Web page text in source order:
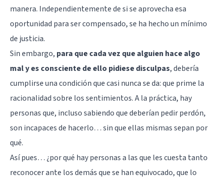
manera. Independientemente de si se aprovecha esa
oportunidad para ser compensado, se ha hecho un mínimo
de justicia.
Sin embargo, para que cada vez que alguien hace algo
mal y es consciente de ello pidiese disculpas, debería
cumplirse una condición que casi nunca se da: que prime la
racionalidad sobre los sentimientos. A la práctica, hay
personas que, incluso sabiendo que deberían pedir perdón,
son incapaces de hacerlo… sin que ellas mismas sepan por
qué.
Así pues… ¿por qué hay personas a las que les cuesta tanto
reconocer ante los demás que se han equivocado, que lo